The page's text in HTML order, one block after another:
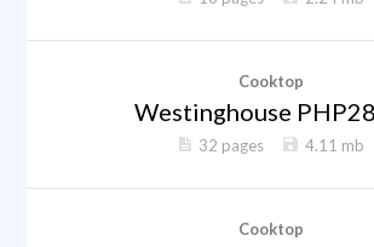
Cooktop
Westinghouse
32 pages 4.11 mb
Cooktop